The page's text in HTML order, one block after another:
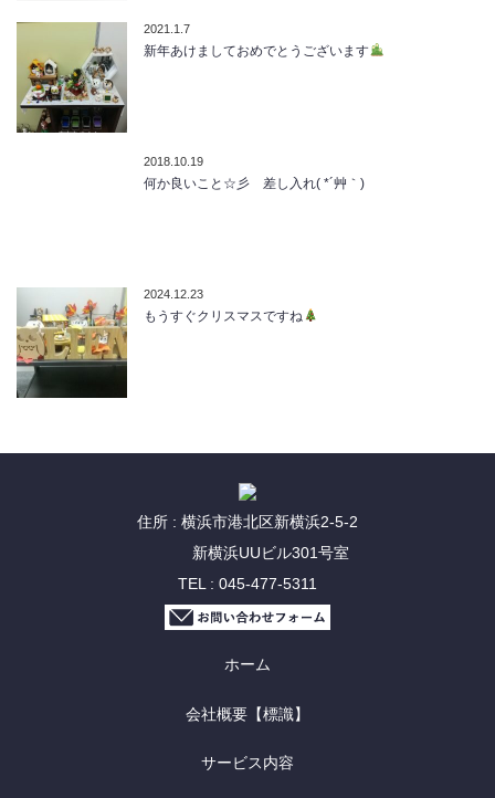
2021.1.7
新年あけましておめでとうございます
2018.10.19
何か良いこと☆彡 差し入れ( *´艸｀)
2024.12.23
もうすぐクリスマスですね
住所 : 横浜市港北区新横浜2-5-2
新横浜UUビル301号室
TEL : 045-477-5311
ホーム
会社概要【標識】
サービス内容